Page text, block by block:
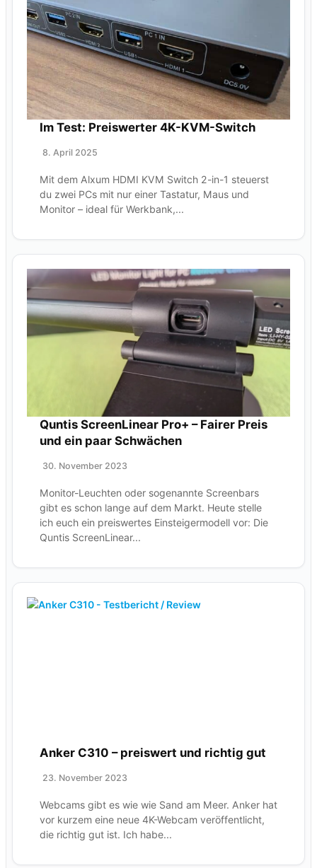
Im Test: Preiswerter 4K-KVM-Switch
8. April 2025
Mit dem Alxum HDMI KVM Switch 2-in-1 steuerst
du zwei PCs mit nur einer Tastatur, Maus und
Monitor – ideal für Werkbank,...
Quntis ScreenLinear Pro+ – Fairer Preis
und ein paar Schwächen
30. November 2023
Monitor-Leuchten oder sogenannte Screenbars
gibt es schon lange auf dem Markt. Heute stelle
ich euch ein preiswertes Einsteigermodell vor: Die
Quntis ScreenLinear...
Anker C310 – preiswert und richtig gut
23. November 2023
Webcams gibt es wie wie Sand am Meer. Anker hat
vor kurzem eine neue 4K-Webcam veröffentlicht,
die richtig gut ist. Ich habe...